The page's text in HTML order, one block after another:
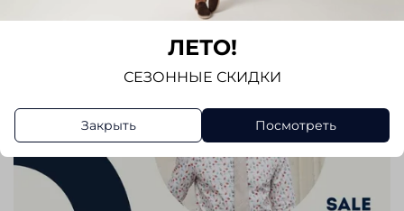
ЛЕТО!
СЕЗОННЫЕ СКИДКИ
Закрыть Посмотреть